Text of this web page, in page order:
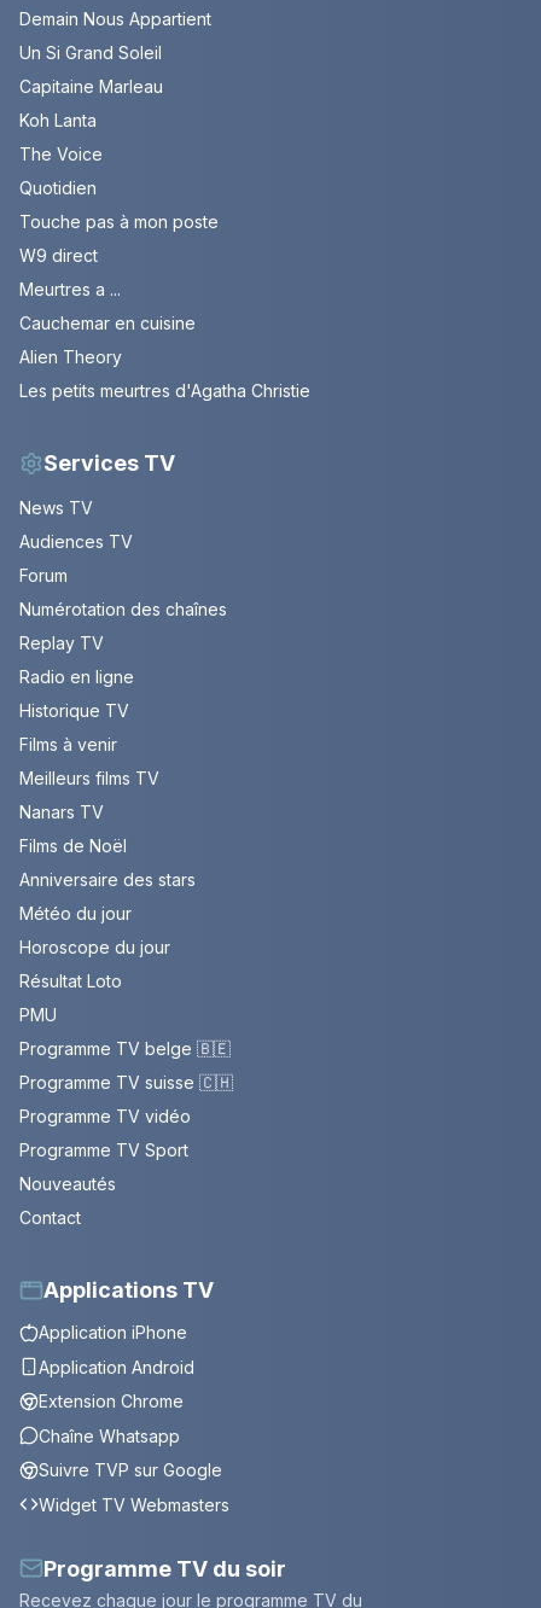
Demain Nous Appartient
Un Si Grand Soleil
Capitaine Marleau
Koh Lanta
The Voice
Quotidien
Touche pas à mon poste
W9 direct
Meurtres a ...
Cauchemar en cuisine
Alien Theory
Les petits meurtres d'Agatha Christie
Services TV
News TV
Audiences TV
Forum
Numérotation des chaînes
Replay TV
Radio en ligne
Historique TV
Films à venir
Meilleurs films TV
Nanars TV
Films de Noël
Anniversaire des stars
Météo du jour
Horoscope du jour
Résultat Loto
PMU
Programme TV belge 🇧🇪
Programme TV suisse 🇨🇭
Programme TV vidéo
Programme TV Sport
Nouveautés
Contact
Applications TV
Application iPhone
Application Android
Extension Chrome
Chaîne Whatsapp
Suivre TVP sur Google
Widget TV Webmasters
Programme TV du soir
Recevez chaque jour le programme TV du